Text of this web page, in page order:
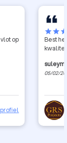
op
starstar
Best
05/02/